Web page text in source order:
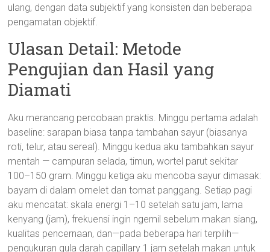
ulang, dengan data subjektif yang konsisten dan beberapa
pengamatan objektif.
Ulasan Detail: Metode
Pengujian dan Hasil yang
Diamati
Aku merancang percobaan praktis. Minggu pertama adalah
baseline: sarapan biasa tanpa tambahan sayur (biasanya
roti, telur, atau sereal). Minggu kedua aku tambahkan sayur
mentah — campuran selada, timun, wortel parut sekitar
100–150 gram. Minggu ketiga aku mencoba sayur dimasak:
bayam di dalam omelet dan tomat panggang. Setiap pagi
aku mencatat: skala energi 1–10 setelah satu jam, lama
kenyang (jam), frekuensi ingin ngemil sebelum makan siang,
kualitas pencernaan, dan—pada beberapa hari terpilih—
pengukuran gula darah capillary 1 jam setelah makan untuk